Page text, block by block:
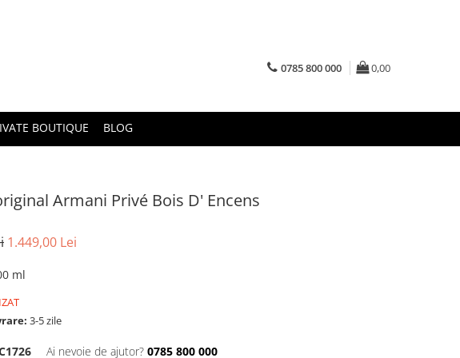
0785 800 000 0,00
BOUTIQUE BLOG
Armani Privé Bois D' Encens
1.449,00 Lei
ml
3-5 zile
Ai nevoie de ajutor? 0785 800 000